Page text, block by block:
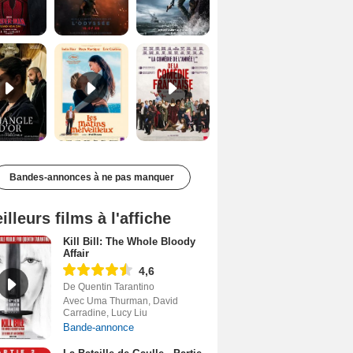
Les Matins merveilleux Bande-annonce VF De la Comédie-Française Teaser VF
Bandes-annonces à ne pas manquer
films à l'affiche
Kill Bill: The Whole Bloody
Affair
4,6
De Quentin Tarantino
Avec Uma Thurman, David
Carradine, Lucy Liu
Bande-annonce